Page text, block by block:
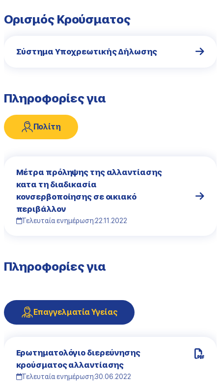
Ορισμός Κρούσματος
Σύστημα Υποχρεωτικής Δήλωσης
Πληροφορίες για
Πολίτη
Μέτρα πρόληψης της αλλαντίασης
κατα τη διαδικασία
κονσερβοποίησης σε οικιακό
περιβάλλον
Τελευταία ενημέρωση:22.11.2022
Πληροφορίες για
Επαγγελματία Υγείας
Ερωτηματολόγιο διερεύνησης
κρούσματος αλλαντίασης
Τελευταία ενημέρωση:30.06.2022